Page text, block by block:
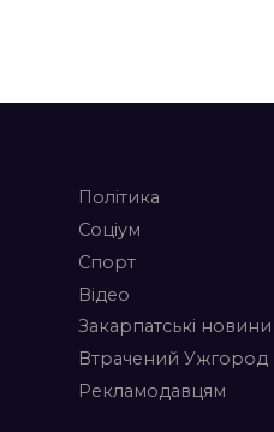
Політика
Соціум
Спорт
Відео
Закарпатські новини
Втрачений Ужгород
Рекламодавцям